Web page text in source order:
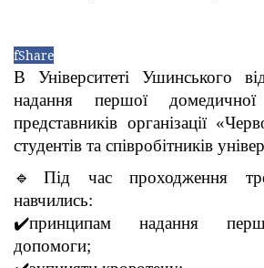
fShare
В Університеті Ушинського
надання першої
представників організації
студентів та співробітників
🔹Під час проходження
навчились:
✔️принципам надання
допомоги;